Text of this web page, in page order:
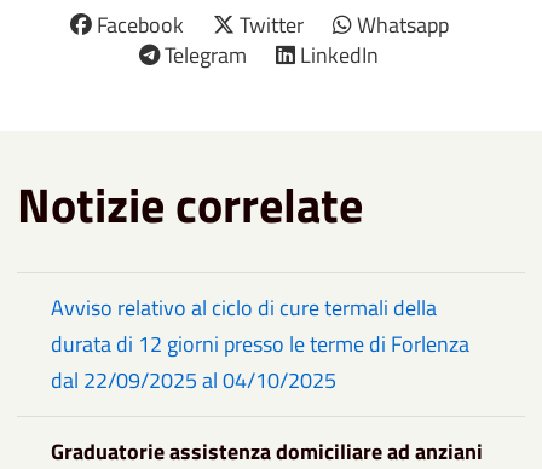
Facebook
Twitter
Whatsapp
Telegram
LinkedIn
Notizie correlate
Avviso relativo al ciclo di cure termali della
durata di 12 giorni presso le terme di Forlenza
dal 22/09/2025 al 04/10/2025
Graduatorie assistenza domiciliare ad anziani